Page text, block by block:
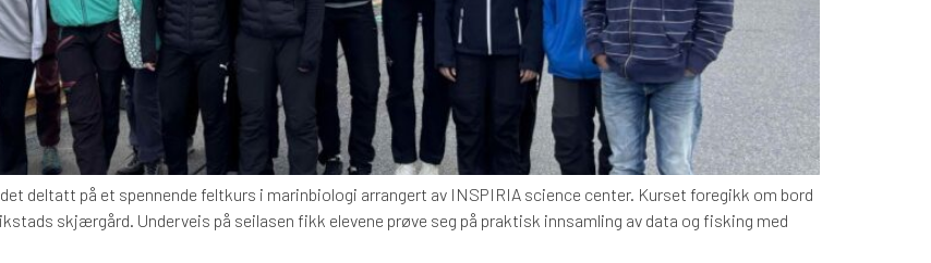
deltatt på et spennende feltkurs i marinbiologi arrangert av INSPIRIA science center. Kurset foregikk om bord
skjærgård. Underveis på seilasen fikk elevene prøve seg på praktisk innsamling av data og fisking med